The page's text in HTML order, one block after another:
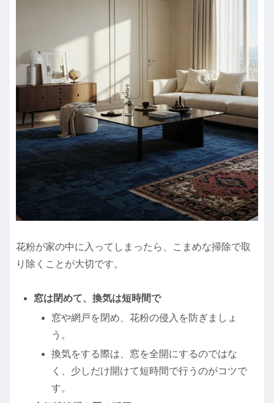
花粉が家の中に入ってしまったら、こまめな掃除で取
り除くことが大切です。
窓は閉めて、換気は短時間で
窓や網戸を閉め、花粉の侵入を防ぎましょ
う。
換気をする際は、窓を全開にするのではな
く、少しだけ開けて短時間で行うのがコツで
す。